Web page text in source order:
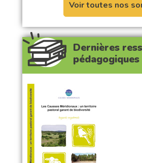
Voir toutes nos
Dernières
pédagogiques